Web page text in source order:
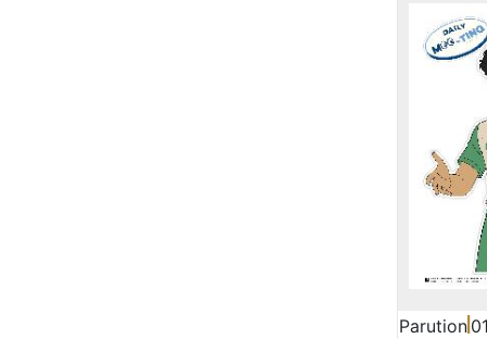
Parution